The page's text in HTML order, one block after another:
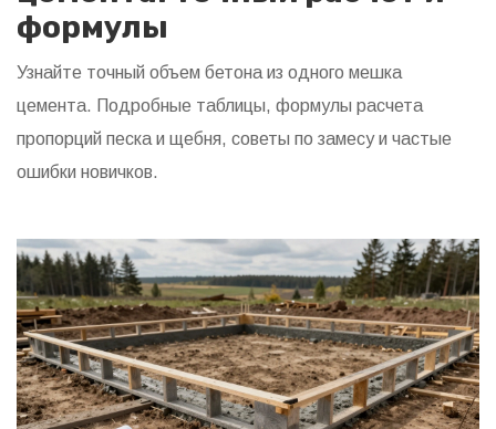
формулы
Узнайте точный объем бетона из одного мешка
цемента. Подробные таблицы, формулы расчета
пропорций песка и щебня, советы по замесу и частые
ошибки новичков.